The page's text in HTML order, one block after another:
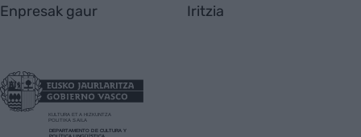
Enpresak gaur Iritzia